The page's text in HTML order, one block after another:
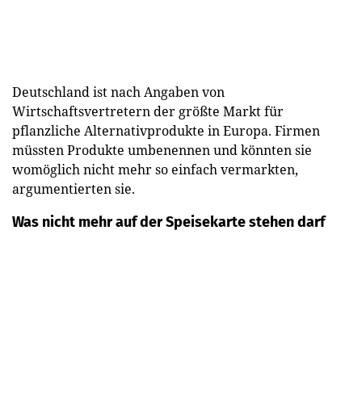
Deutschland ist nach Angaben von
Wirtschaftsvertretern der größte Markt für
pflanzliche Alternativprodukte in Europa. Firmen
müssten Produkte umbenennen und könnten sie
womöglich nicht mehr so einfach vermarkten,
argumentierten sie.
Was nicht mehr auf der Speisekarte stehen darf